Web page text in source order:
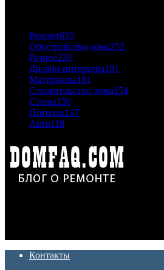
Ремонт635
Обустройство дома252
Разное226
Дизайн интерьера191
Материалы181
Строительство дома154
Стены150
Потолок147
Авто118
Контакты